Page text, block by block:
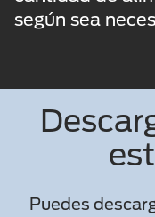
según sea
Puedes